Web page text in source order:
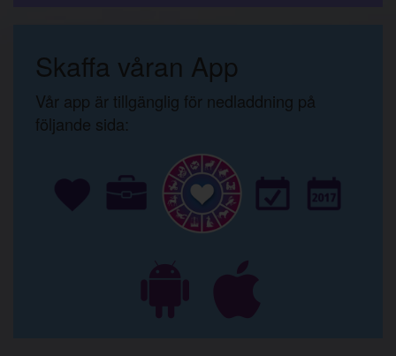
Skaffa våran App
Vår app är tillgänglig för nedladdning på
följande sida: